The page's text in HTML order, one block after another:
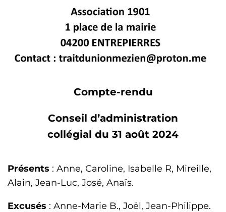
Compte-rendu
Conseil d’administration
collégial du 31 août 2024
Présents : Anne, Caroline, Isabelle R, Mireille,
Alain, Jean-Luc, José, Anaïs.
Excusés : Anne-Marie B., Joël, Jean-Philippe.